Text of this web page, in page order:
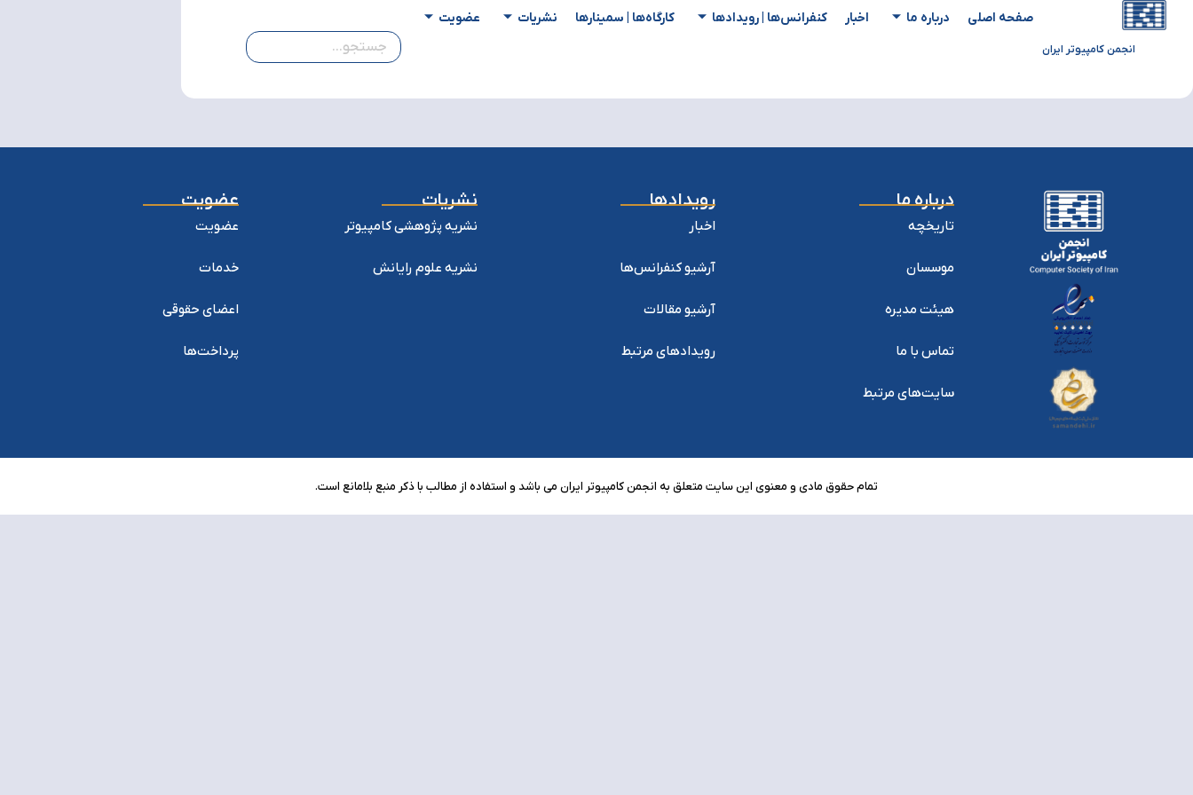
انجمن کامپیوتر ایران
صفحه اصلی درباره ما اخبار کنفرانس‌ها | رویدادها کارگاه‌ها | سمینار‌ها نشریات عضویت
درباره ما
تاریخچه
موسسان
هیئت مدیره
تماس با ما
سایت‌های مرتبط
رویدادها
اخبار
آرشیو کنفرانس‌ها
آرشیو مقالات
رویدادهای مرتبط
نشریات
نشریه پژوهشی کامپیوتر
نشریه علوم رایانش
عضویت
عضویت
خدمات
اعضای حقوقی
پرداخت‌ها
تمام حقوق مادی و معنوی این سایت متعلق به انجمن کامپیوتر ایران می باشد و استفاده از مطالب با ذکر منبع بلامانع است.